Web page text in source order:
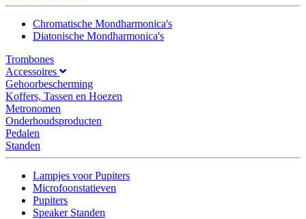
Chromatische Mondharmonica's
Diatonische Mondharmonica's
Trombones
Accessoires
Gehoorbescherming
Koffers, Tassen en Hoezen
Metronomen
Onderhoudsproducten
Pedalen
Standen
Lampjes voor Pupiters
Microfoonstatieven
Pupiters
Speaker Standen